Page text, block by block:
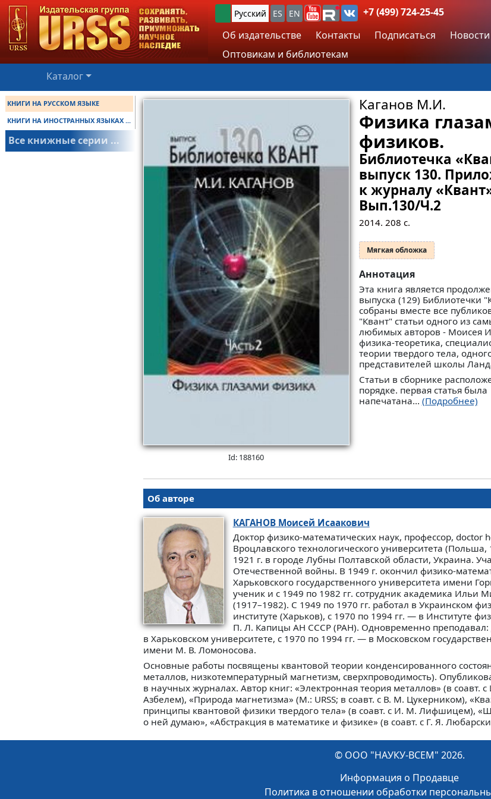
Русский ES EN
+7 (499) 724-25-45
Об издательстве
Контакты Подписаться Новости
Оптовикам и библиотекам
Каталог
КНИГИ НА РУССКОМ ЯЗЫКЕ
КНИГИ НА ИНОСТРАННЫХ ЯЗЫКАХ ...
Все книжные серии ...
Id: 188160
Каганов М.И.
Физика
физиков.
Библиотечка
выпуск 130.
к журналу
Вып.130/Ч.2
2014. 208 с.
Мягкая обложка
Аннотация
Эта книга является
выпуска (129) Библиотечки
собраны вместе все
"Квант" статьи одного из
любимых авторов - Моисея
физика-теоретика,
теории твердого тела,
представителей школы
Статьи в сборнике
порядке. первая статья была
напечатана... (Подробнее)
Об авторе
КАГАНОВМоисей Исаакович
Доктор физико-математических наук, профессор, doctor
Вроцлавского технологического университета (Польша,
1921 г. в городе Лубны Полтавской области, Украина.
Отечественной войны. В 1949 г. окончил физико-
Харьковского государственного университета имени
ученик и с 1949 по 1982 гг. сотрудник академика
(1917–1982). С 1949 по 1970 гг. работал в Украинском
институте (Харьков), с 1970 по 1994 гг. — в Институте
П. Л. Капицы АН СССР (РАН). Одновременно преподавал:
в Харьковском университете, с 1970 по 1994 гг. — в Московском
имени М. В. Ломоносова.
Основные работы посвящены квантовой теории конденсированного
металлов, низкотемпературный магнетизм, сверхпроводимость).
в научных журналах. Автор книг: «Электронная теория металлов» (в
Азбелем), «Природа магнетизма» (М.: URSS; в соавт. с В. М. Цукерником),
принципы квантовой физики твердого тела» (в соавт. с И. М. Лифшицем),
о ней думаю», «Абстракция в математике и физике» (в соавт. с Г. Я.
© ООО "НАУКУ-ВСЕМ" 2026.
Информация о Продавце
Политика в отношении обработки